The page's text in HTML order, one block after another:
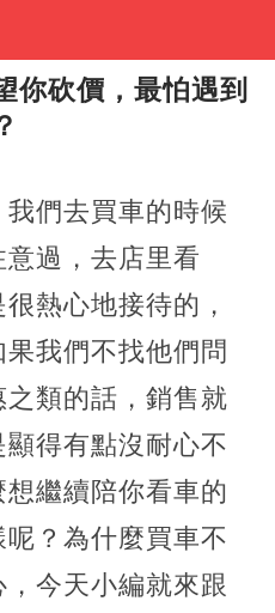
你砍價，最怕遇到
們去買車的時候
過，去店里看
熱心地接待的，
我們不找他們問
類的話，銷售就
得有點沒耐心不
繼續陪你看車的
？為什麼買車不
今天小編就來跟